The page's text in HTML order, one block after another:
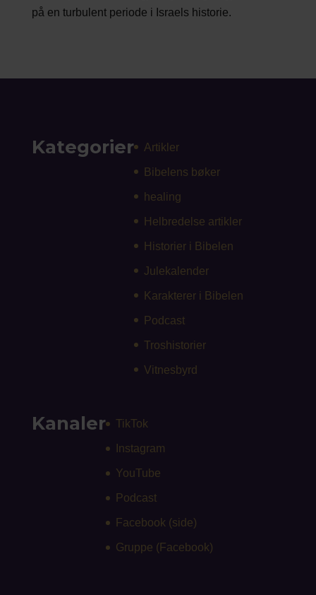
på en turbulent periode i Israels historie.
Kategorier Artikler
Bibelens bøker
healing
Helbredelse artikler
Historier i Bibelen
Julekalender
Karakterer i Bibelen
Podcast
Troshistorier
Vitnesbyrd
Kanaler TikTok
Instagram
YouTube
Podcast
Facebook (side)
Gruppe (Facebook)